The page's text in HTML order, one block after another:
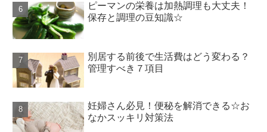
ピーマンの栄養は加熱調理も大丈夫！
保存と調理の豆知識☆
別居する前後で生活費はどう変わる？
管理すべき７項目
妊婦さん必見！便秘を解消できる☆お
なかスッキリ対策法